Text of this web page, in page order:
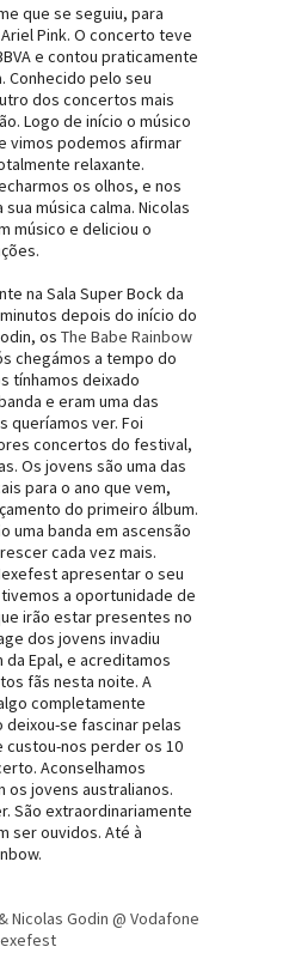
que se seguiu, para
Pink. O concerto teve
e contou praticamente
Conhecido pelo seu
dos concertos mais
Logo de início o músico
vimos podemos afirmar
relaxante.
os olhos, e nos
música calma. Nicolas
músico e deliciou o
na Sala Super Bock da
depois do início do
os The Babe Rainbow
chegámos a tempo do
tínhamos deixado
e eram uma das
queríamos ver. Foi
concertos do festival,
Os jovens são uma das
para o ano que vem,
do primeiro álbum.
uma banda em ascensão
cada vez mais.
apresentar o seu
a oportunidade de
irão estar presentes no
dos jovens invadiu
Epal, e acreditamos
fãs nesta noite. A
completamente
se fascinar pelas
custou-nos perder os 10
Aconselhamos
os jovens australianos.
São extraordinariamente
ser ouvidos. Até à